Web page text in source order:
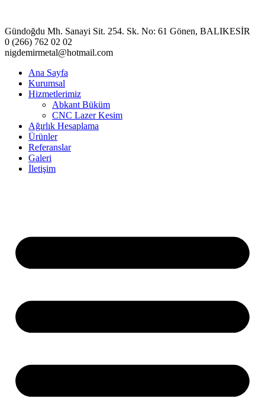
Gündoğdu Mh. Sanayi Sit. 254. Sk. No: 61 Gönen, BALIKESİR
0 (266) 762 02 02
nigdemirmetal@hotmail.com
Ana Sayfa
Kurumsal
Hizmetlerimiz
Abkant Büküm
CNC Lazer Kesim
Ağırlık Hesaplama
Ürünler
Referanslar
Galeri
İletişim